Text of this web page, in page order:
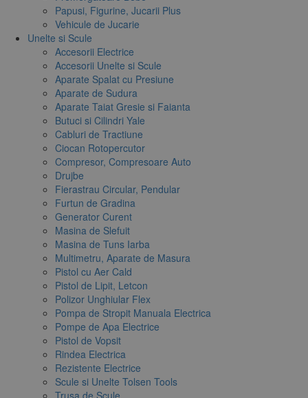
Papusi, Figurine, Jucarii Plus
Vehicule de Jucarie
Unelte si Scule
Accesorii Electrice
Accesorii Unelte si Scule
Aparate Spalat cu Presiune
Aparate de Sudura
Aparate Taiat Gresie si Faianta
Butuci si Cilindri Yale
Cabluri de Tractiune
Ciocan Rotopercutor
Compresor, Compresoare Auto
Drujbe
Fierastrau Circular, Pendular
Furtun de Gradina
Generator Curent
Masina de Slefuit
Masina de Tuns Iarba
Multimetru, Aparate de Masura
Pistol cu Aer Cald
Pistol de Lipit, Letcon
Polizor Unghiular Flex
Pompa de Stropit Manuala Electrica
Pompe de Apa Electrice
Pistol de Vopsit
Rindea Electrica
Rezistente Electrice
Scule si Unelte Tolsen Tools
Trusa de Scule